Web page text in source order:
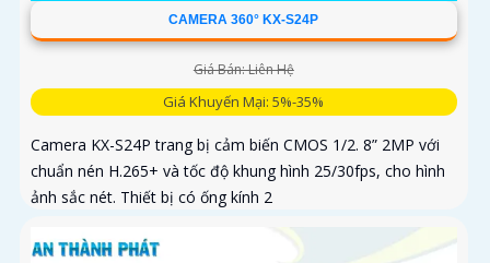
CAMERA 360° KX-S24P
Giá Bán: Liên Hệ
Giá Khuyến Mại: 5%-35%
Camera KX-S24P trang bị cảm biến CMOS 1/2. 8” 2MP với
chuẩn nén H.265+ và tốc độ khung hình 25/30fps, cho hình
ảnh sắc nét. Thiết bị có ống kính 2